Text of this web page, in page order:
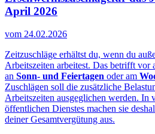
April 2026
vom 24.02.2026
Zeitzuschläge erhältst du, wenn du
Arbeitszeiten arbeitest. Das betrifft vor
an Sonn- und Feiertagen oder am
Zuschlägen soll die zusätzliche
Arbeitszeiten ausgeglichen werden. In
öffentlichen Dienstes machen sie
deiner Gesamtvergütung aus.